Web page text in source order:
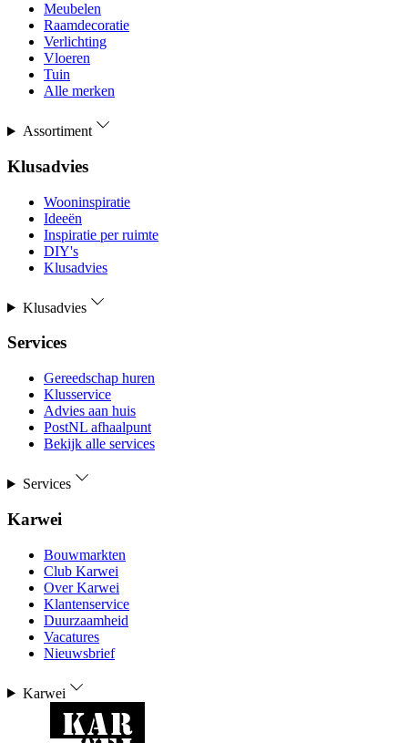
Meubelen
Raamdecoratie
Verlichting
Vloeren
Tuin
Alle merken
Assortiment
Klusadvies
Wooninspiratie
Ideeën
Inspiratie per ruimte
DIY's
Klusadvies
Klusadvies
Services
Gereedschap huren
Klusservice
Advies aan huis
PostNL afhaalpunt
Bekijk alle services
Services
Karwei
Bouwmarkten
Club Karwei
Over Karwei
Klantenservice
Duurzaamheid
Vacatures
Nieuwsbrief
Karwei